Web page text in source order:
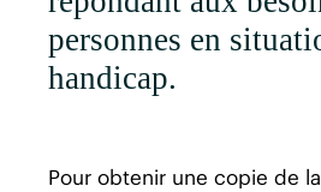
personnes en
handicap.
Pour obtenir une copie de